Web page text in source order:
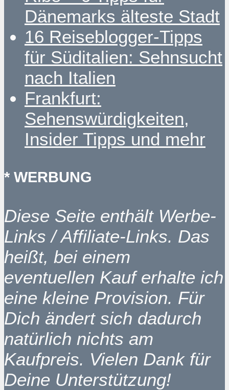
Dänemarks älteste Stadt
16 Reiseblogger-Tipps
für Süditalien: Sehnsucht
nach Italien
Frankfurt:
Sehenswürdigkeiten,
Insider Tipps und mehr
* WERBUNG
Diese Seite enthält Werbe-
Links / Affiliate-Links. Das
heißt, bei einem
eventuellen Kauf erhalte ich
eine kleine Provision. Für
Dich ändert sich dadurch
natürlich nichts am
Kaufpreis. Vielen Dank für
Deine Unterstützung!